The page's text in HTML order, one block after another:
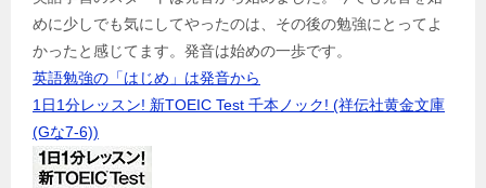
めに少しでも気にしてやったのは、その後の勉強にとってよ
かったと感じてます。発音は始めの一歩です。
英語勉強の「はじめ」は発音から
1日1分レッスン! 新TOEIC Test 千本ノック! (祥伝社黄金文庫
(Gな7-6))